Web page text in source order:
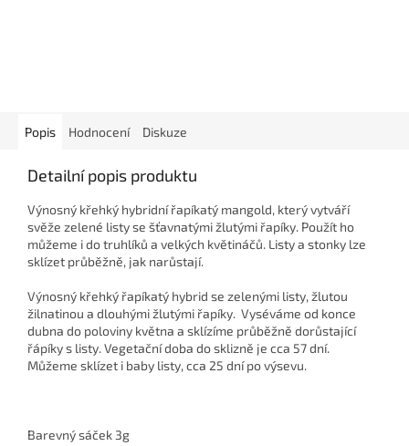
Popis Hodnocení Diskuze
Detailní popis produktu
Výnosný křehký hybridní řapíkatý mangold, který vytváří
svěže zelené listy se šťavnatými žlutými řapíky. Použít ho
můžeme i do truhlíků a velkých květináčů. Listy a stonky lze
sklízet průběžně, jak narůstají.
Výnosný křehký řapíkatý hybrid se zelenými listy, žlutou
žilnatinou a dlouhými žlutými řapíky. Vyséváme od konce
dubna do poloviny května a sklízíme průběžně dorůstající
řápíky s listy. Vegetační doba do sklizně je cca 57 dní.
Můžeme sklízet i baby listy, cca 25 dní po výsevu.
Barevný sáček 3g